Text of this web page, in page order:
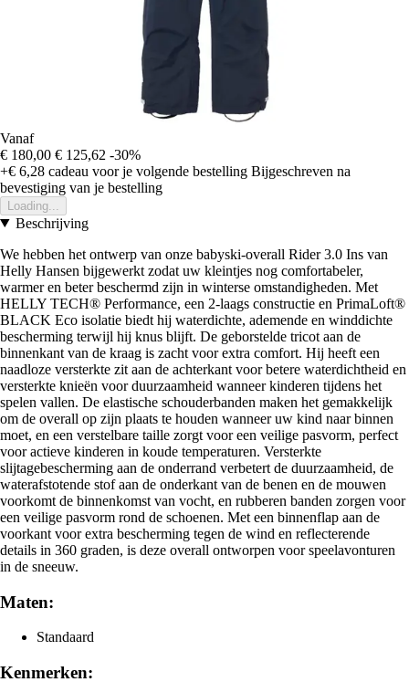
Vanaf
€ 180,00 € 125,62 -30%
+€ 6,28 cadeau voor je volgende bestelling Bijgeschreven na
bevestiging van je bestelling
Loading...
Beschrijving
We hebben het ontwerp van onze babyski-overall Rider 3.0 Ins van
Helly Hansen bijgewerkt zodat uw kleintjes nog comfortabeler,
warmer en beter beschermd zijn in winterse omstandigheden. Met
HELLY TECH® Performance, een 2-laags constructie en PrimaLoft®
BLACK Eco isolatie biedt hij waterdichte, ademende en winddichte
bescherming terwijl hij knus blijft. De geborstelde tricot aan de
binnenkant van de kraag is zacht voor extra comfort. Hij heeft een
naadloze versterkte zit aan de achterkant voor betere waterdichtheid en
versterkte knieën voor duurzaamheid wanneer kinderen tijdens het
spelen vallen. De elastische schouderbanden maken het gemakkelijk
om de overall op zijn plaats te houden wanneer uw kind naar binnen
moet, en een verstelbare taille zorgt voor een veilige pasvorm, perfect
voor actieve kinderen in koude temperaturen. Versterkte
slijtagebescherming aan de onderrand verbetert de duurzaamheid, de
waterafstotende stof aan de onderkant van de benen en de mouwen
voorkomt de binnenkomst van vocht, en rubberen banden zorgen voor
een veilige pasvorm rond de schoenen. Met een binnenflap aan de
voorkant voor extra bescherming tegen de wind en reflecterende
details in 360 graden, is deze overall ontworpen voor speelavonturen
in de sneeuw.
Maten:
Standaard
Kenmerken: